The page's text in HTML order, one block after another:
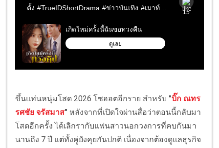
ขึ้นแท่นหนุ่มโสด 2026 โซฮอตอีกราย สำหรับ "บิ๊ก ณทร
รศชัย จรัสมาส" หลังจากที่เปิดใจผ่านสื่อว่าตอนนี้กลับมา
โสดอีกครั้ง ได้เลิกรากับแฟนสาวนอกวงการที่คบกันมา
นานถึง 7 ปี แต่ทั้งคู่ยังคุยกันปกติ เนื่องจากต้องดูแลธุรกิจ